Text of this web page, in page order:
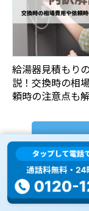
給湯器見積もり
説！交換時の相
頼時の注意点も